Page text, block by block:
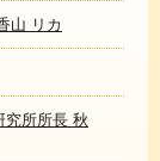
山 リカ
所所長 秋